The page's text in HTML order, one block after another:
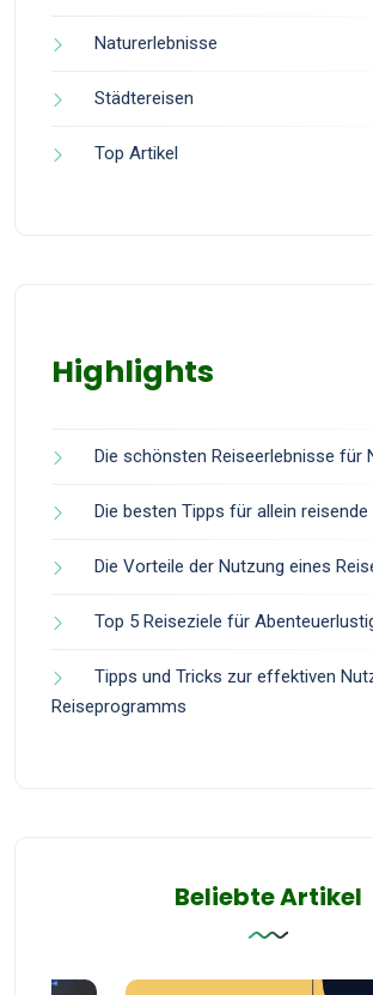
Naturerlebnisse
Städtereisen
Top Artikel
Highlights
Die schönsten Reiseerlebnisse für
Die besten Tipps für allein reisende
Die Vorteile der Nutzung eines
Top 5 Reiseziele für
Tipps und Tricks zur effektiven
Reiseprogramms
Beliebte Artikel